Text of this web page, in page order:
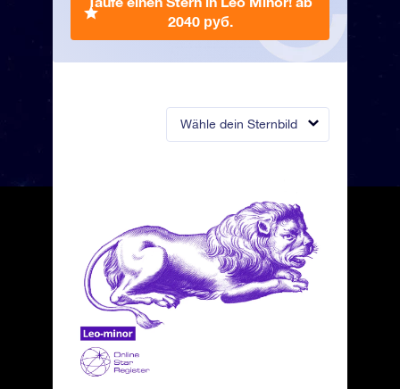
Wähle dein Sternbild
2040 руб.